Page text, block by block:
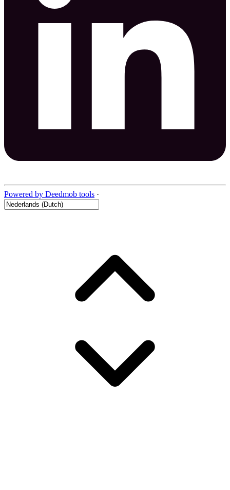
Powered by Deedmob tools ·